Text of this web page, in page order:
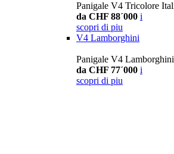
Panigale V4 Tricolore
da CHF 88´000 i
scopri di piu
V4 Lamborghini
Panigale V4 Lamborghini
da CHF 77´000 i
scopri di piu